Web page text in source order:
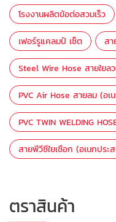
โรงงานผลิตข้อต่อสวมเร็ว
เฟอร์รูแคลมป์ เซ็ต สา
Steel Wire Hose สายใยล
PVC Air Hose สายลม (อเ
PVC TWIN WELDING
สายพีวีซีใยเชือก (อเนกประ
ตราสินค้า